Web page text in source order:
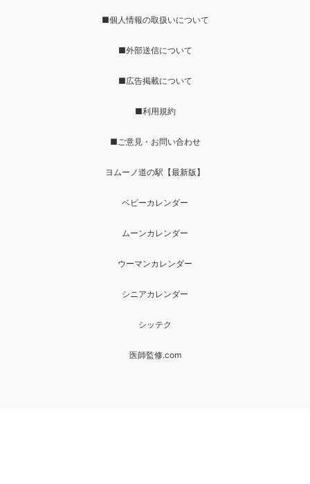
■個人情報の取扱いについて
■外部送信について
■広告掲載について
■利用規約
■ご意見・お問い合わせ
ヨムーノ道の駅【最新版】
ベビーカレンダー
ムーンカレンダー
ウーマンカレンダー
シニアカレンダー
シッテク
医師監修.com